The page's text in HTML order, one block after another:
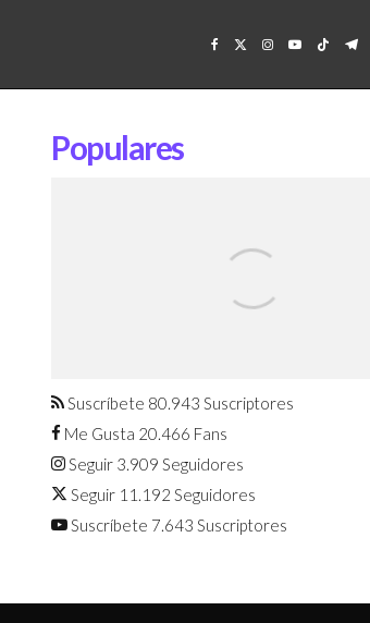
Populares
agosto
Suscríbete 80.943 Suscriptores
Me Gusta 20.466 Fans
Seguir 3.909 Seguidores
Seguir 11.192 Seguidores
Suscríbete 7.643 Suscriptores